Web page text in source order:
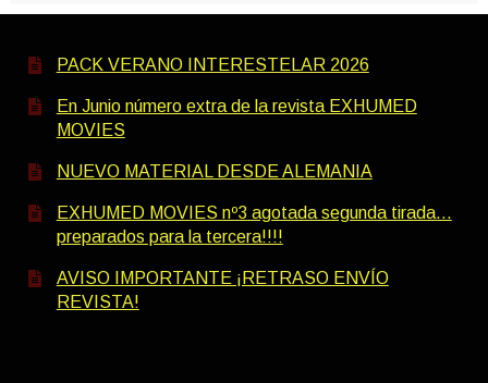
PACK VERANO INTERESTELAR 2026
En Junio número extra de la revista EXHUMED
MOVIES
NUEVO MATERIAL DESDE ALEMANIA
EXHUMED MOVIES nº3 agotada segunda tirada…
preparados para la tercera!!!!
AVISO IMPORTANTE ¡RETRASO ENVÍO
REVISTA!